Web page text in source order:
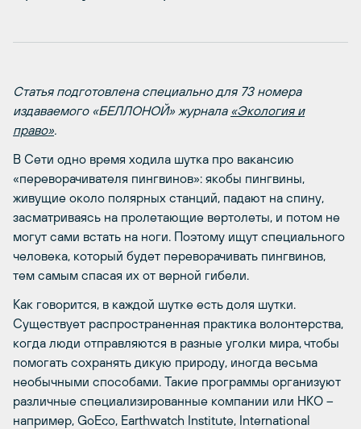
Статья подготовлена специально для 73 номера
издаваемого «БЕЛЛОНОЙ» журнала «Экология и
право».
В Сети одно время ходила шутка про вакансию
«переворачивателя пингвинов»: якобы пингвины,
живущие около полярных станций, падают на спину,
засматриваясь на пролетающие вертолеты, и потом не
могут сами встать на ноги. Поэтому ищут специального
человека, который будет переворачивать пингвинов,
тем самым спасая их от верной гибели.
Как говорится, в каждой шутке есть доля шутки.
Существует распространенная практика волонтерства,
когда люди отправляются в разные уголки мира, чтобы
помогать сохранять дикую природу, иногда весьма
необычными способами. Такие программы организуют
различные специализированные компании или НКО –
например, GoEco, Earthwatch Institute, International